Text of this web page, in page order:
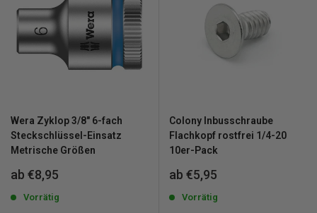
Wera Zyklop 3/8" 6-fach
Steckschlüssel-Einsatz
Metrische Größen
Sonderpreis
ab €8,95
Vorrätig
Colony Inbusschraube
Flachkopf rostfrei 1/4-20
10er-Pack
Sonderpreis
ab €5,95
Vorrätig